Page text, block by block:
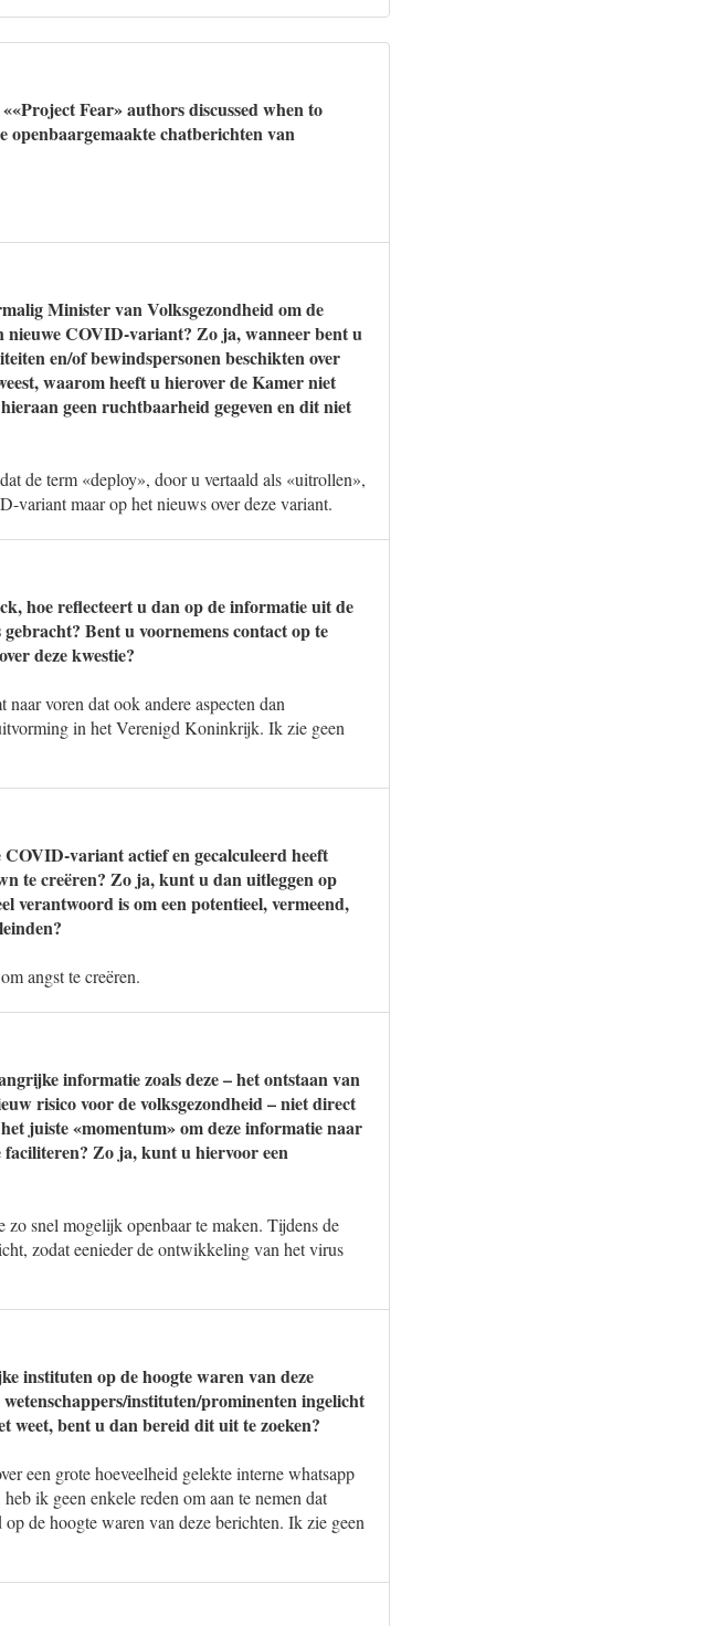
Fear» authors discussed when to
openbaargemaakte chatberichten van
Minister van Volksgezondheid om de
nieuwe COVID-variant? Zo ja, wanneer bent u
en/of bewindspersonen beschikten over
waarom heeft u hierover de Kamer niet
geen ruchtbaarheid gegeven en dit niet
de term «deploy», door u vertaald als «uitrollen»,
variant maar op het nieuws over deze variant.
hoe reflecteert u dan op de informatie uit de
Bent u voornemens contact op te
deze kwestie?
voren dat ook andere aspecten dan
in het Verenigd Koninkrijk. Ik zie geen
variant actief en gecalculeerd heeft
te creëren? Zo ja, kunt u dan uitleggen op
verantwoord is om een potentieel, vermeend,
angst te creëren.
informatie zoals deze – het ontstaan van
risico voor de volksgezondheid – niet direct
juiste «momentum» om deze informatie naar
faciliteren? Zo ja, kunt u hiervoor een
snel mogelijk openbaar te maken. Tijdens de
zodat eenieder de ontwikkeling van het virus
instituten op de hoogte waren van deze
instituten/prominenten ingelicht
weet, bent u dan bereid dit uit te zoeken?
een grote hoeveelheid gelekte interne whatsapp
ik geen enkele reden om aan te nemen dat
de hoogte waren van deze berichten. Ik zie geen